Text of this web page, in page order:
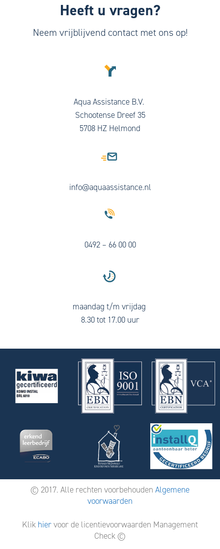
Heeft u vragen?
Neem vrijblijvend contact met ons op!
Aqua Assistance B.V.
Schootense Dreef 35
5708 HZ Helmond
info@aquaassistance.nl
0492 – 66 00 00
maandag t/m vrijdag
8.30 tot 17.00 uur
© 2017. Alle rechten voorbehouden Algemene
voorwaarden
Klik hiervoor de licentievoorwaarden Management
Check ©